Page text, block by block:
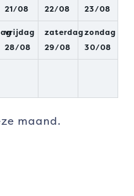
21/08
22/08
23/08
vrijdag
28/08
zaterdag
29/08
zondag
30/08
maand.